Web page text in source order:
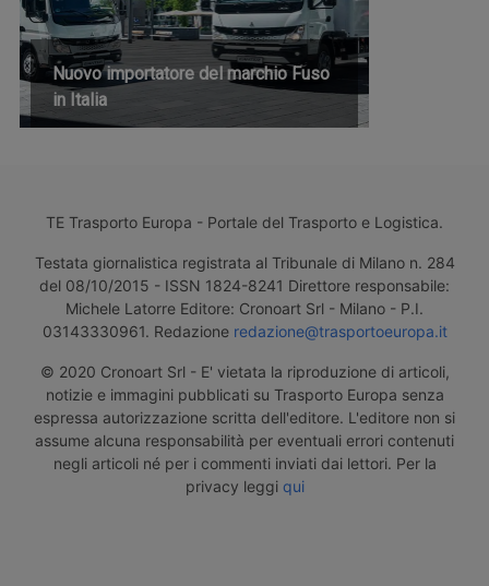
Nuovo importatore del marchio Fuso
in Italia
TE Trasporto Europa - Portale del Trasporto e Logistica.
Testata giornalistica registrata al Tribunale di Milano n. 284
del 08/10/2015 - ISSN 1824-8241 Direttore responsabile:
Michele Latorre Editore: Cronoart Srl - Milano - P.I.
03143330961. Redazione redazione@trasportoeuropa.it
© 2020 Cronoart Srl - E' vietata la riproduzione di articoli,
notizie e immagini pubblicati su Trasporto Europa senza
espressa autorizzazione scritta dell'editore. L'editore non si
assume alcuna responsabilità per eventuali errori contenuti
negli articoli né per i commenti inviati dai lettori. Per la
privacy leggi qui